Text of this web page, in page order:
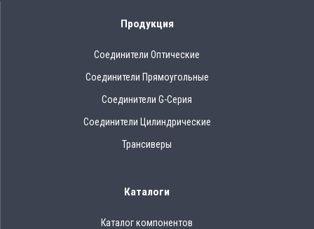
Продукция
Соединители Оптические
Соединители Прямоугольные
Соединители G-Серия
Соединители Цилиндрические
Трансиверы
Каталоги
Каталог компонентов